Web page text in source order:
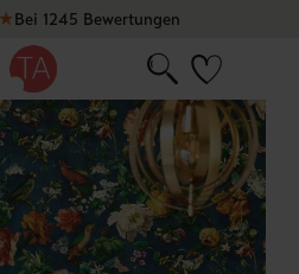
★Bei 1245 Bewertungen